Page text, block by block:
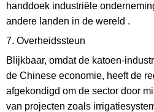
handdoek industriële
andere landen in de wereld .
7. Overheidssteun
Blijkbaar, omdat de katoen-
de Chinese economie, heeft de
afgekondigd om de sector door
van projecten zoals